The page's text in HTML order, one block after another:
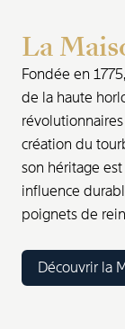
La
Fondée en
de la haute
création du
son héritage
influence
poignets de
Découvrir la